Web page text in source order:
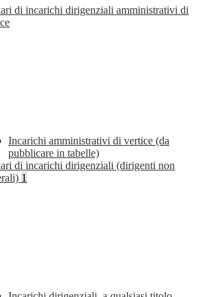
di incarichi dirigenziali amministrativi di
Incarichi amministrativi di vertice (da
pubblicare in tabelle)
di incarichi dirigenziali (dirigenti non
1